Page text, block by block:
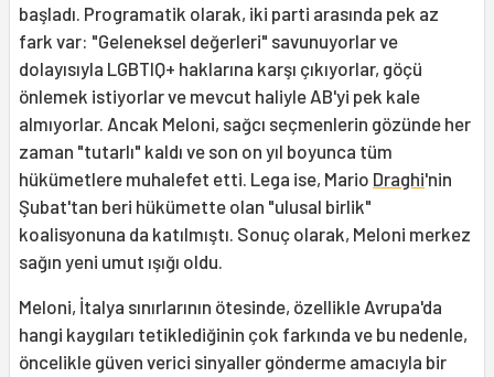
başladı. Programatik olarak, iki parti arasında pek az
fark var: "Geleneksel değerleri" savunuyorlar ve
dolayısıyla LGBTIQ+ haklarına karşı çıkıyorlar, göçü
önlemek istiyorlar ve mevcut haliyle AB'yi pek kale
almıyorlar. Ancak Meloni, sağcı seçmenlerin gözünde her
zaman "tutarlı" kaldı ve son on yıl boyunca tüm
hükümetlere muhalefet etti. Lega ise, Mario Draghi'nin
Şubat'tan beri hükümette olan "ulusal birlik"
koalisyonuna da katılmıştı. Sonuç olarak, Meloni merkez
sağın yeni umut ışığı oldu.
Meloni, İtalya sınırlarının ötesinde, özellikle Avrupa'da
hangi kaygıları tetiklediğinin çok farkında ve bu nedenle,
öncelikle güven verici sinyaller gönderme amacıyla bir